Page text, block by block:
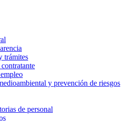
trámites
y prevención de riesgos
de personal